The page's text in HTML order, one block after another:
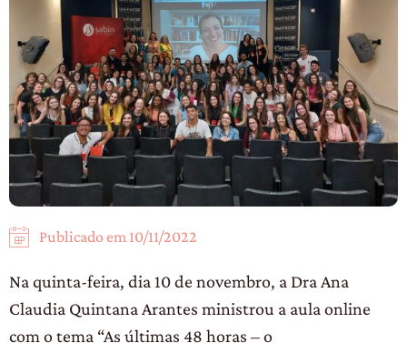
Publicado em 10/11/2022
Na quinta-feira, dia 10 de novembro, a Dra Ana
Claudia Quintana Arantes ministrou a aula online
com o tema “As últimas 48 horas – o